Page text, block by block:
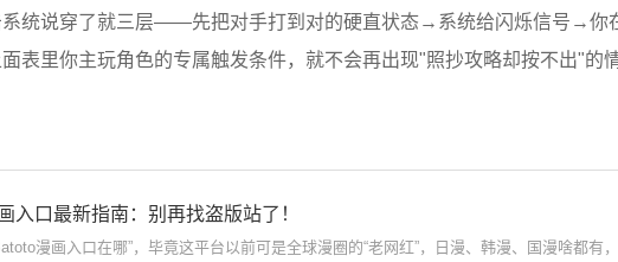
系统说穿了就三层——先把对手打到对的硬直状态→系统给闪烁信号→你
表里你主玩角色的专属触发条件，就不会再出现"照抄攻略却按不出"的
入口最新指南：别再找盗版站了！
漫画入口在哪”，毕竟这平台以前可是全球漫圈的“老网红”，日漫、韩漫、国漫啥都有